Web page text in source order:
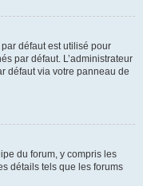
défaut est utilisé pour
par défaut. L’administrateur
défaut via votre panneau de
du forum, y compris les
détails tels que les forums